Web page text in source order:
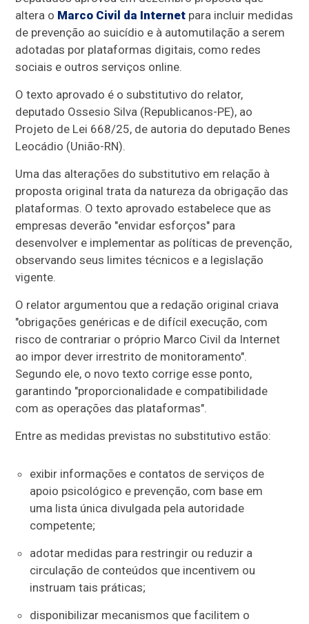
altera o Marco Civil da Internet para incluir medidas
de prevenção ao suicídio e à automutilação a serem
adotadas por plataformas digitais, como redes
sociais e outros serviços online.
O texto aprovado é osubstitutivo do relator,
deputado Ossesio Silva (Republicanos-PE), ao
Projeto de Lei 668/25, de autoria do deputado Benes
Leocádio (União-RN).
Uma das alterações do substitutivo em relação à
proposta original trata da natureza da obrigação das
plataformas. O texto aprovado estabelece que as
empresas deverão "envidar esforços" para
desenvolver e implementar as políticas de prevenção,
observando seus limites técnicos e a legislação
vigente.
O relator argumentou que a redação original criava
"obrigações genéricas e de difícil execução, com
risco de contrariar o próprio Marco Civil da Internet
ao impor dever irrestrito de monitoramento".
Segundo ele, o novo texto corrige esse ponto,
garantindo "proporcionalidade e compatibilidade
com as operações das plataformas".
Entre as medidas previstas no substitutivo estão:
exibir informações e contatos de serviços de
apoio psicológico e prevenção, com base em
uma lista única divulgada pela autoridade
competente;
adotar medidas para restringir ou reduzir a
circulação de conteúdos que incentivem ou
instruam tais práticas;
disponibilizar mecanismos que facilitem o